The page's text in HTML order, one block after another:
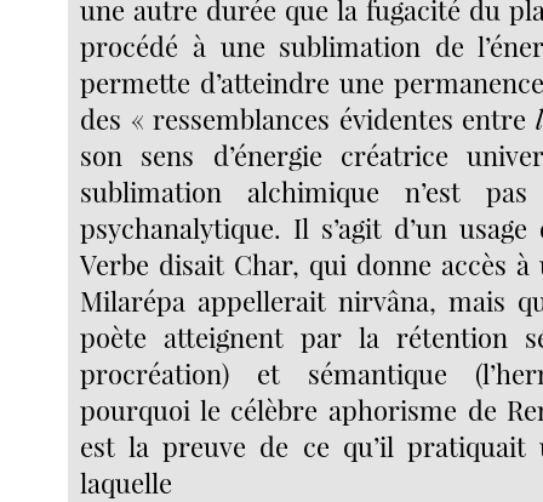
une autre durée que la fugacité du
procédé à une sublimation de
permette d’atteindre une
des « ressemblances évidentes entre
son sens d’énergie créatrice
sublimation alchimique n’est
psychanalytique. Il s’agit d’un
Verbe disait Char, qui donne accès
Milarépa appellerait nirvâna, mais
poète atteignent par la rétention
procréation) et sémantique
pourquoi le célèbre aphorisme de
est la preuve de ce qu’il pratiquait
laquelle